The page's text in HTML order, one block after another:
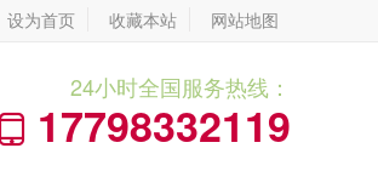
设为首页 收藏本站 网站地图
24小时全国服务热线：
 17798332119